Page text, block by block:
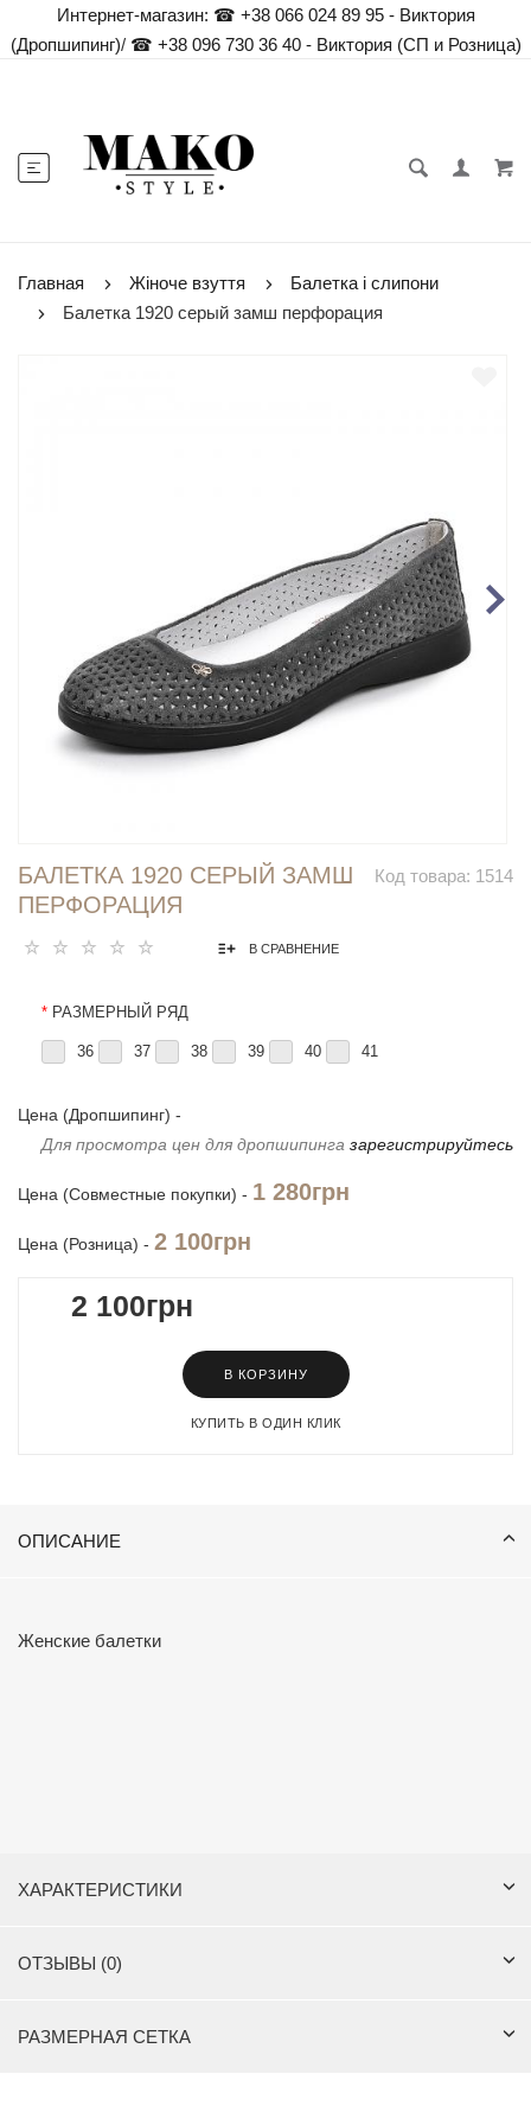
Интернет-магазин: ☎ +38 066 024 89 95 - Виктория
(Дропшипинг)/☎ +38 096 730 36 40 - Виктория (СП и Розница)
Главная Жіноче взуття
Балетка і слипони
Балетка 1920 серый замш перфорация
Код товара: 1514
БАЛЕТКА 1920 СЕРЫЙ ЗАМШ
ПЕРФОРАЦИЯ
В СРАВНЕНИЕ
* РАЗМЕРНЫЙ РЯД
36 37 38 39 40 41
Цена (Дропшипинг) -
Для просмотра цен для дропшипинга зарегистрируйтесь
Цена (Совместные покупки) - 1 280грн
Цена (Розница) - 2 100грн
2 100грн
В КОРЗИНУ
КУПИТЬ В ОДИН КЛИК
ОПИСАНИЕ
Женские балетки
ХАРАКТЕРИСТИКИ
ОТЗЫВЫ (0)
РАЗМЕРНАЯ СЕТКА